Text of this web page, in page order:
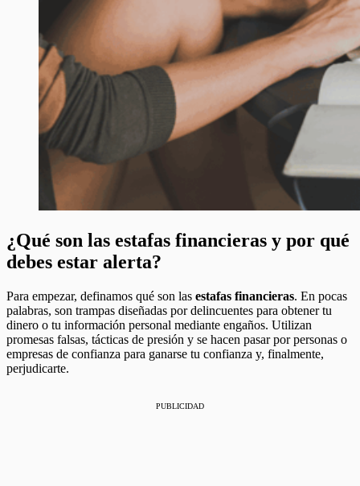
¿Qué son las estafas financieras y por qué
debes estar alerta?
Para empezar, definamos qué son las estafas financieras. En pocas
palabras, son trampas diseñadas por delincuentes para obtener tu
dinero o tu información personal mediante engaños. Utilizan
promesas falsas, tácticas de presión y se hacen pasar por personas o
empresas de confianza para ganarse tu confianza y, finalmente,
perjudicarte.
PUBLICIDAD